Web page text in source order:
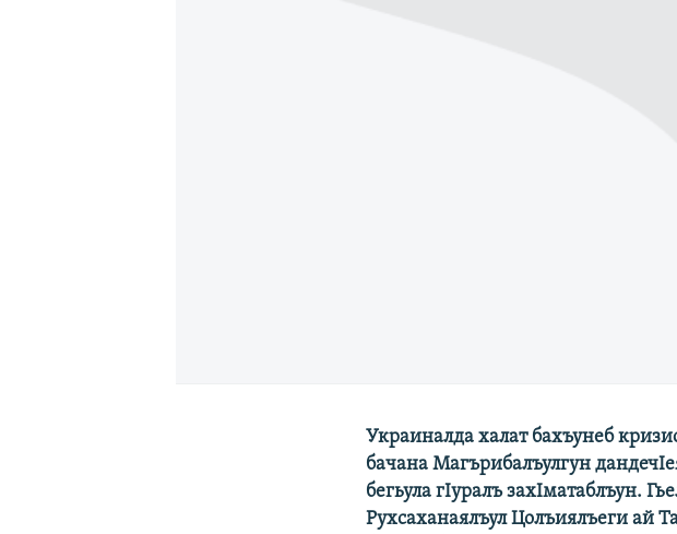
Украиналда халат бахъунеб
бачана Магърибалъулгун
бегьула гIуралъ захIматаблъун.
Рухсаханаялъул Цолъиялъеги ай